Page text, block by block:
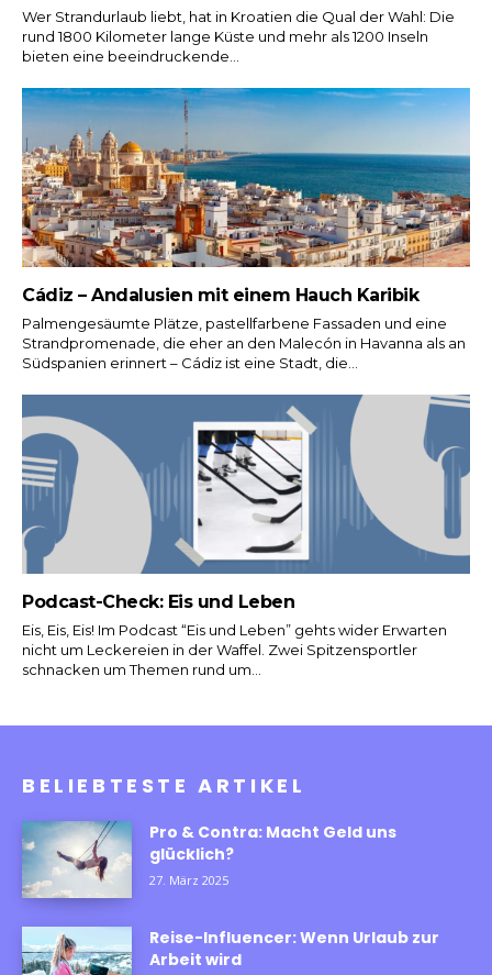
Wer Strandurlaub liebt, hat in Kroatien die Qual der Wahl: Die
rund 1800 Kilometer lange Küste und mehr als 1200 Inseln
bieten eine beeindruckende...
Cádiz – Andalusien mit einem Hauch Karibik
Palmengesäumte Plätze, pastellfarbene Fassaden und eine
Strandpromenade, die eher an den Malecón in Havanna als an
Südspanien erinnert – Cádiz ist eine Stadt, die...
Podcast-Check: Eis und Leben
Eis, Eis, Eis! Im Podcast “Eis und Leben” gehts wider Erwarten
nicht um Leckereien in der Waffel. Zwei Spitzensportler
schnacken um Themen rund um...
BELIEBTESTE ARTIKEL
Pro & Contra: Macht Geld uns
glücklich?
27. März 2025
Reise-Influencer: Wenn Urlaub zur
Arbeit wird